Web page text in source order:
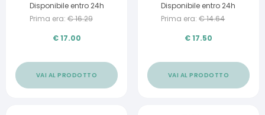
Disponibile entro 24h
Prima era: €16.29
€17.00
VAI AL PRODOTTO
Disponibile entro 24h
Prima era: €14.64
€17.50
VAI AL PRODOTTO